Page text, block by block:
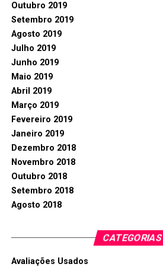
Outubro 2019
Setembro 2019
Agosto 2019
Julho 2019
Junho 2019
Maio 2019
Abril 2019
Março 2019
Fevereiro 2019
Janeiro 2019
Dezembro 2018
Novembro 2018
Outubro 2018
Setembro 2018
Agosto 2018
CATEGORIAS
Avaliações Usados